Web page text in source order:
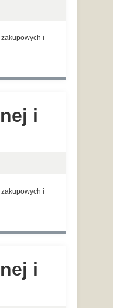
i
i
i
i